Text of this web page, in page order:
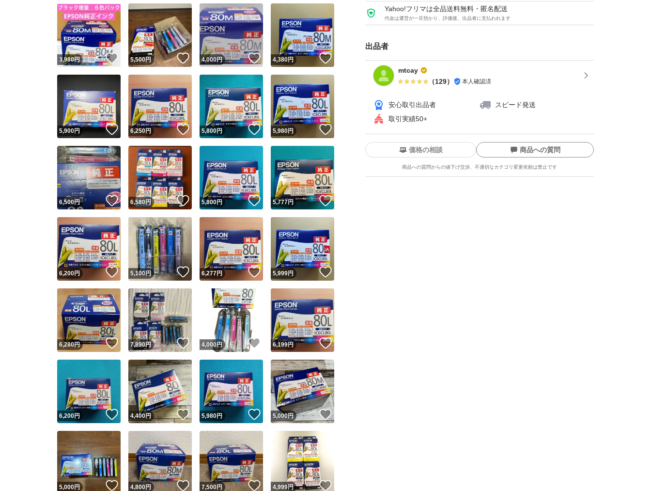
Yahoo!フリマは全品送料無料・匿名配送
代金は運営が一旦預かり、評価後、出品者に支払われます
出品者
mtcay
（129） 本人確認済
安心取引出品者
スピード発送
取引実績50+
ユーザーの実績について
Yahoo!フリマが定めた一定の基準を満たしたユーザーにバッジを付与しています
安心取引出品者
安心取引出品者 Yahoo!フリマの基準をクリアした安心・安全なユーザーです
取引実績
取引実績◯+ このユーザーはYahoo!フリマの取引を完了させた実績があります
他フリマ実績◯+ このユーザーは他フリマサービスでの取引実績があります
スピード&安心発送
※このバッジは実績に基づく表示であり、発送を保証しているものではありません
スピード＆安心発送
このユーザーは高頻度で24時間以内＆設定した発送日数内に発送してい
ます
スピード発送 このユーザーは高頻度で24時間以内に発送しています
安心発送 このユーザーは設定した発送日数内に発送しています
価格の相談 商品への質問
商品への質問からの値下げ交渉、不適切なカテゴリ変更依頼は禁止です
この商品の情報をコピーします
商品画像の無断転載は禁止されています
コピーは1商品につき1回
出品ページへ
キャンセル
3,980円 いいね！
5,500円 いいね！
4,000円 いいね！
4,380円
5,900円 いいね！
6,250円 いいね！
5,800円 いいね！
5,980円
6,500円 いいね！
6,580円 いいね！
5,800円 いいね！
5,777円 いいね！
6,200円 いいね！
5,100円 いいね！
6,277円 いいね！
5,999円
6,280円 いいね！
7,890円 いいね！
4,000円 いいね！
6,199円 いいね！
6,200円 いいね！
4,400円 いいね！
5,980円 いいね！
5,000円 いいね！
5,000円 いいね！
4,800円 いいね！
7,500円 いいね！
4,999円